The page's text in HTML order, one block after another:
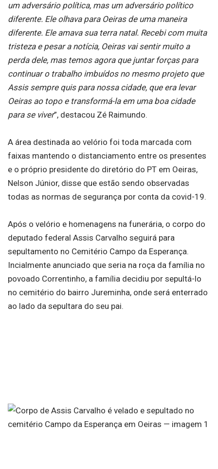
um adversário política, mas um adversário político
diferente. Ele olhava para Oeiras de uma maneira
diferente. Ele amava sua terra natal. Recebi com muita
tristeza e pesar a notícia, Oeiras vai sentir muito a
perda dele, mas temos agora que juntar forças para
continuar o trabalho imbuídos no mesmo projeto que
Assis sempre quis para nossa cidade, que era levar
Oeiras ao topo e transformá-la em uma boa cidade
para se viver”, destacou Zé Raimundo.
A área destinada ao velório foi toda marcada com
faixas mantendo o distanciamento entre os presentes
e o próprio presidente do diretório do PT em Oeiras,
Nelson Júnior, disse que estão sendo observadas
todas as normas de segurança por conta da covid-19.
Após o velório e homenagens na funerária, o corpo do
deputado federal Assis Carvalho seguirá para
sepultamento no Cemitério Campo da Esperança.
Incialmente anunciado que seria na roça da família no
povoado Correntinho, a família decidiu por sepultá-lo
no cemitério do bairro Jureminha, onde será enterrado
ao lado da sepultara do seu pai.